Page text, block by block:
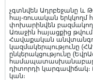
չգտնվեն Ադրբեջանը և
հայ-ռուսական երկկողմ
փոխարինվեն
Առաջին հայացքից
Հավաքական
կազմակերպությունը
ընկերակցությունը
դիտորդի կարգավիճակ։
կան։